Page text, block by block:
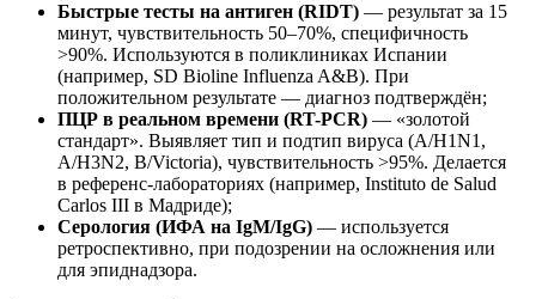
Быстрые тесты на антиген (RIDT) — результат за 15
минут, чувствительность 50–70%, специфичность
>90%. Используются в поликлиниках Испании
(например, SD Bioline Influenza A&B). При
положительном результате — диагноз подтверждён;
ПЦР в реальном времени (RT-PCR) — «золотой
стандарт». Выявляет тип и подтип вируса (A/H1N1,
A/H3N2, B/Victoria), чувствительность >95%. Делается
в референс-лабораториях (например, Instituto de Salud
Carlos III в Мадриде);
Серология (ИФА на IgM/IgG) — используется
ретроспективно, при подозрении на осложнения или
для эпиднадзора.